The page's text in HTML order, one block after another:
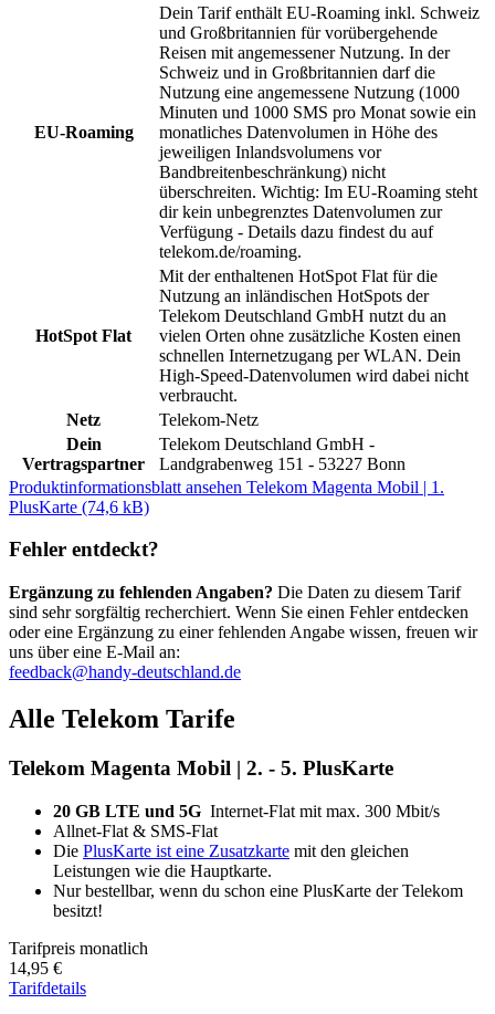
EU-Roaming
Dein Tarif enthält EU-Roaming inkl. Schweiz
und Großbritannien für vorübergehende
Reisen mit angemessener Nutzung. In der
Schweiz und in Großbritannien darf die
Nutzung eine angemessene Nutzung (1000
Minuten und 1000 SMS pro Monat sowie ein
monatliches Datenvolumen in Höhe des
jeweiligen Inlandsvolumens vor
Bandbreitenbeschränkung) nicht
überschreiten. Wichtig: Im EU-Roaming steht
dir kein unbegrenztes Datenvolumen zur
Verfügung - Details dazu findest du auf
telekom.de/roaming.
HotSpot Flat
Mit der enthaltenen HotSpot Flat für die
Nutzung an inländischen HotSpots der
Telekom Deutschland GmbH nutzt du an
vielen Orten ohne zusätzliche Kosten einen
schnellen Internetzugang per WLAN. Dein
High-Speed-Datenvolumen wird dabei nicht
verbraucht.
Netz
Telekom-Netz
Dein
Vertragspartner
Telekom Deutschland GmbH -
Landgrabenweg 151 - 53227 Bonn
Produktinformationsblatt ansehen Telekom Magenta Mobil | 1.
PlusKarte (74,6 kB)
Fehler entdeckt?
Ergänzung zu fehlenden Angaben? Die Daten zu diesem Tarif
sind sehr sorgfältig recherchiert. Wenn Sie einen Fehler entdecken
oder eine Ergänzung zu einer fehlenden Angabe wissen, freuen wir
uns über eine E-Mail an:
feedback@handy-deutschland.de
Alle Telekom Tarife
Telekom Magenta Mobil | 2. - 5. PlusKarte
20 GB LTE und 5G Internet-Flat mit max. 300 Mbit/s
Allnet-Flat & SMS-Flat
Die PlusKarte ist eine Zusatzkarte mit den gleichen
Leistungen wie die Hauptkarte.
Nur bestellbar, wenn du schon eine PlusKarte der Telekom
besitzt!
Tarifpreis monatlich
14,95 €
Tarifdetails